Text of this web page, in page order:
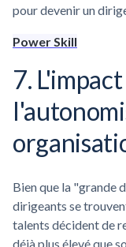
pour devenir un
Power Skill
7.
Bien que la "grande
dirigeants se
talents décident de
déjà plus élevé que